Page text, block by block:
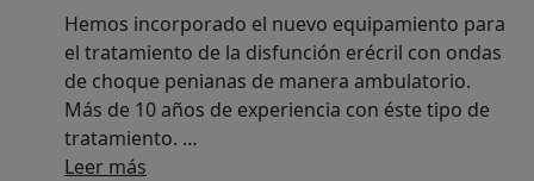
Hemos incorporado el nuevo equipamiento para
el tratamiento de la disfunción erécril con ondas
de choque penianas de manera ambulatorio.
Más de 10 años de experiencia con éste tipo de
tratamiento.
Te espero para cualquier consulta al respecto!
Leer más